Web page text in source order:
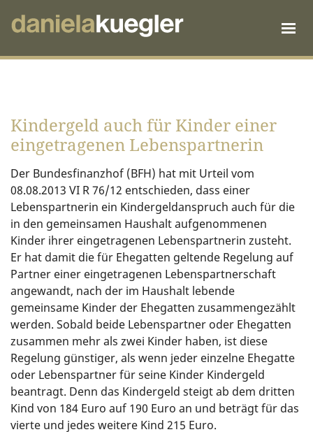
Kindergeld auch für Kinder einer
eingetragenen Lebenspartnerin
Der Bundesfinanzhof (BFH) hat mit Urteil vom
08.08.2013 VI R 76/12 entschieden, dass einer
Lebenspartnerin ein Kindergeldanspruch auch für die
in den gemeinsamen Haushalt aufgenommenen
Kinder ihrer eingetragenen Lebenspartnerin zusteht.
Er hat damit die für Ehegatten geltende Regelung auf
Partner einer eingetragenen Lebenspartnerschaft
angewandt, nach der im Haushalt lebende
gemeinsame Kinder der Ehegatten zusammengezählt
werden. Sobald beide Lebenspartner oder Ehegatten
zusammen mehr als zwei Kinder haben, ist diese
Regelung günstiger, als wenn jeder einzelne Ehegatte
oder Lebenspartner für seine Kinder Kindergeld
beantragt. Denn das Kindergeld steigt ab dem dritten
Kind von 184 Euro auf 190 Euro an und beträgt für das
vierte und jedes weitere Kind 215 Euro.